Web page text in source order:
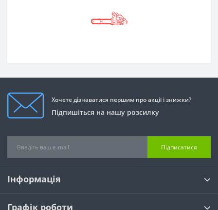
Хочете дізнаватися першим про акції і знижки?
Підпишіться на нашу розсилку
Підписатися
Інформація
Графік роботи